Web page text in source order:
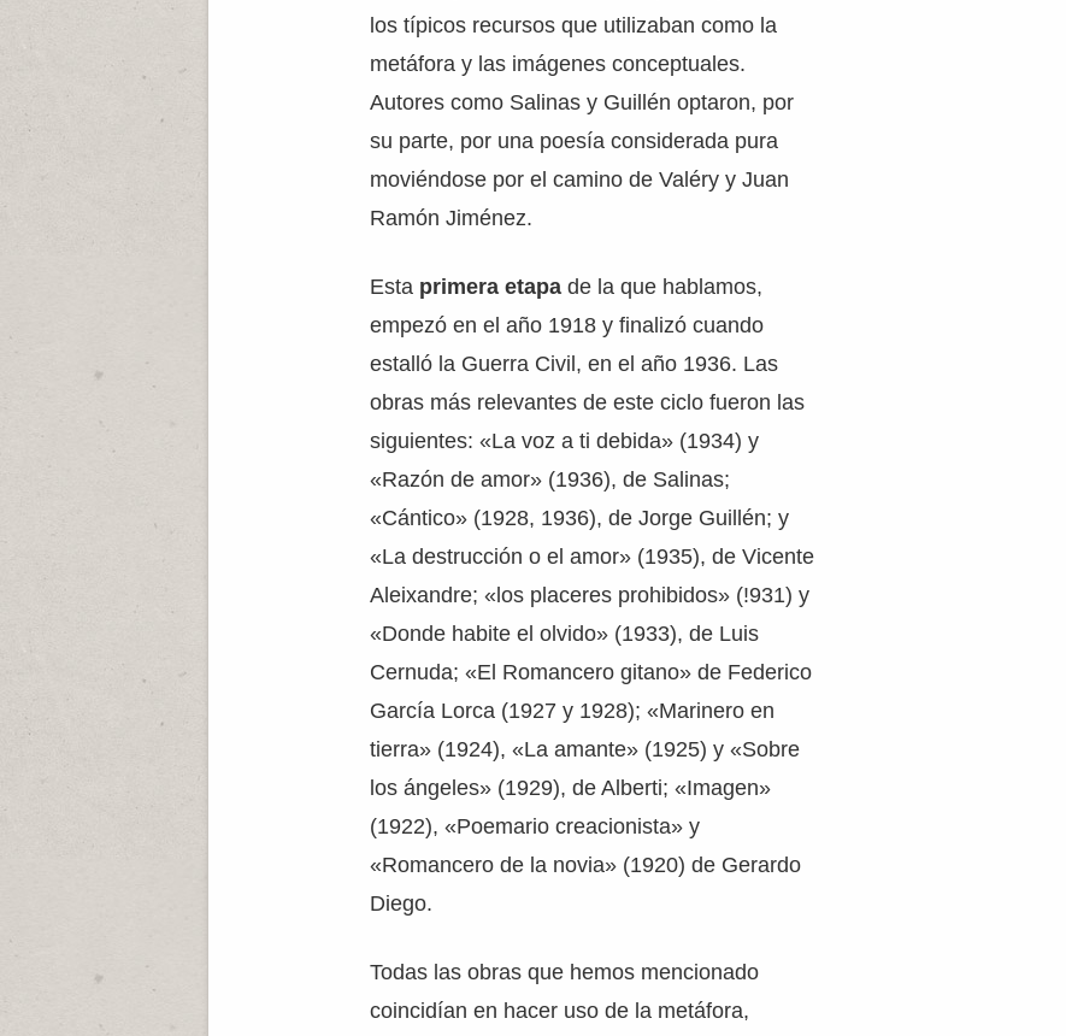
los típicos recursos que utilizaban como la
metáfora y las imágenes conceptuales.
Autores como Salinas y Guillén optaron, por
su parte, por una poesía considerada pura
moviéndose por el camino de Valéry y Juan
Ramón Jiménez.
Esta primera etapade la que hablamos,
empezó en el año 1918 y finalizó cuando
estalló la Guerra Civil, en el año 1936. Las
obras más relevantes de este ciclo fueron las
siguientes: «La voz a ti debida» (1934) y
«Razón de amor» (1936), de Salinas;
«Cántico» (1928, 1936), de Jorge Guillén; y
«La destrucción o el amor» (1935), de Vicente
Aleixandre; «los placeres prohibidos» (!931) y
«Donde habite el olvido» (1933), de Luis
Cernuda; «El Romancero gitano» de Federico
García Lorca (1927 y 1928); «Marinero en
tierra» (1924), «La amante» (1925) y «Sobre
los ángeles» (1929), de Alberti; «Imagen»
(1922), «Poemario creacionista» y
«Romancero de la novia» (1920) de Gerardo
Diego.
Todas las obras que hemos mencionado
coincidían en hacer uso de la metáfora,